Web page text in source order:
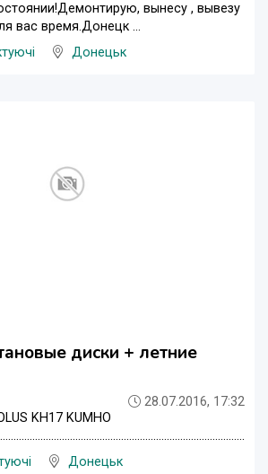
вынесу , вывезу
вас время.Донецк ...
Донецьк
диски + летние
28.07.2016, 17:32
KH17 KUMHO
Донецьк